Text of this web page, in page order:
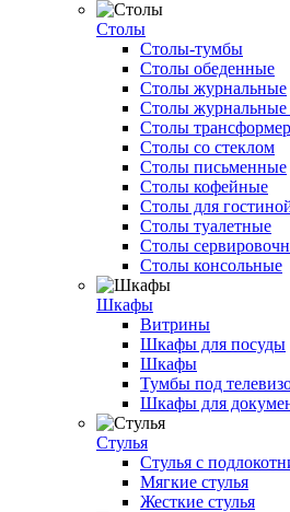
Столы
Столы-тумбы
Столы обеденные
Столы журнальные
Столы журнальные
Столы
Столы со стеклом
Столы письменные
Столы кофейные
Столы для
Столы туалетные
Столы
Столы консольные
Шкафы
Витрины
Шкафы для посуды
Шкафы
Тумбы под
Шкафы для
Стулья
Стулья с
Мягкие стулья
Жесткие стулья